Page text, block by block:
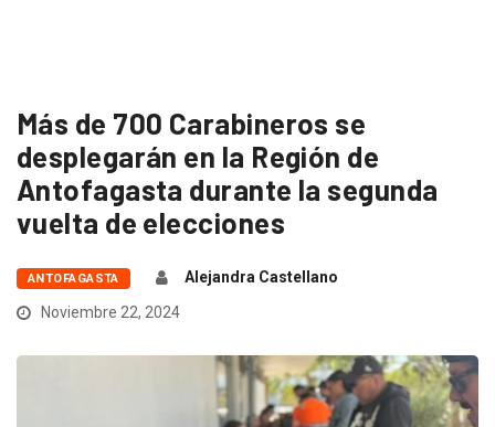
Más de 700 Carabineros se
desplegarán en la Región de
Antofagasta durante la segunda
vuelta de elecciones
ANTOFAGASTA
Alejandra Castellano
Noviembre 22, 2024